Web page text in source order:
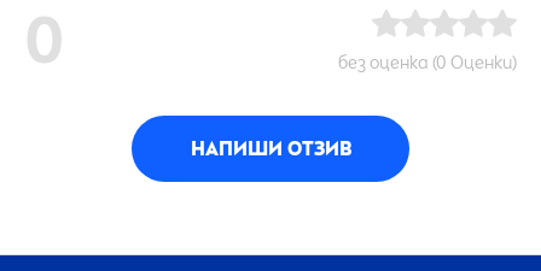
0 без оценка (0 Оценки)
НАПИШИ ОТЗИВ